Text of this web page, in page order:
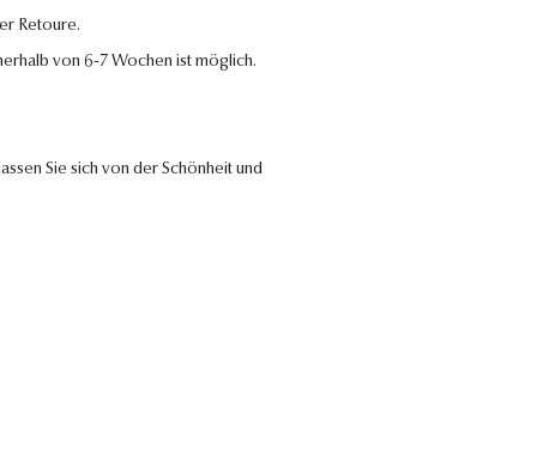
Retoure.
von 6-7 Wochen ist möglich.
Sie sich von der Schönheit und